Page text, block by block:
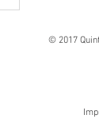
© 2017